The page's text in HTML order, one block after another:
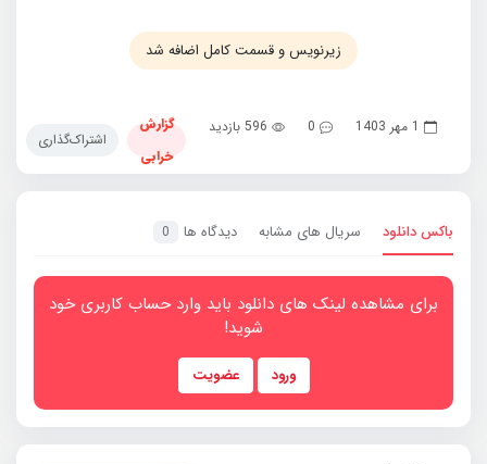
زیرنویس و قسمت کامل اضافه شد
1 مهر 1403 0 596 بازدید
گزارش
خرابی
اشتراک‌گذاری
باکس دانلود سریال های مشابه دیدگاه ها 0
برای مشاهده لینک های دانلود باید وارد حساب کاربری خود
شوید!
ورود عضویت